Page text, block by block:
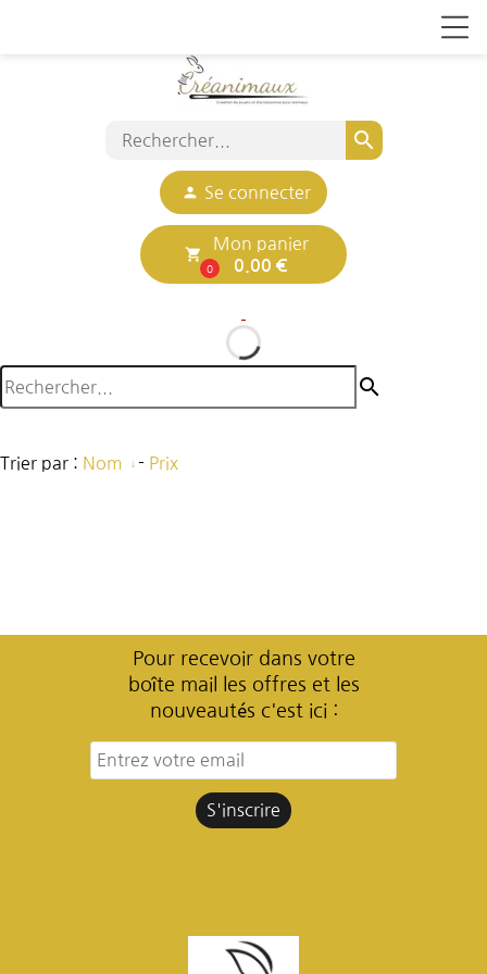
search
person Se connecter
local_grocery_store
0
Mon panier
0.00 €
search
Trier par : Nom - Prix
Pour recevoir dans votre
boîte mail les offres et les
nouveautés c'est ici :